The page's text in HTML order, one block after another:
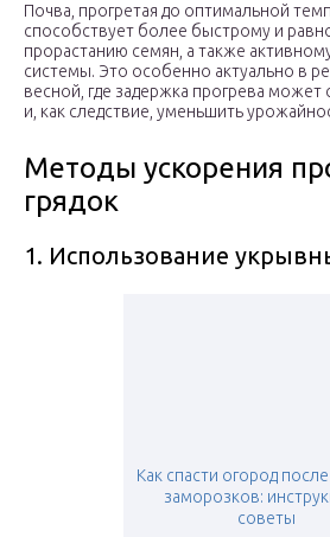
Почва, прогретая до оптимальной
способствует более быстрому и
прорастанию семян, а также
системы. Это особенно актуально в
весной, где задержка прогрева может
и, как следствие, уменьшить
Методы ускорения
грядок
1. Использование
Как спасти огород
заморозков:
советы